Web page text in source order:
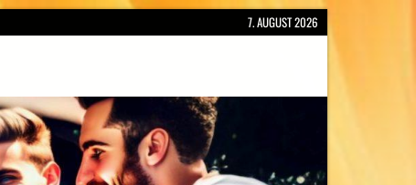
7. AUGUST 2026